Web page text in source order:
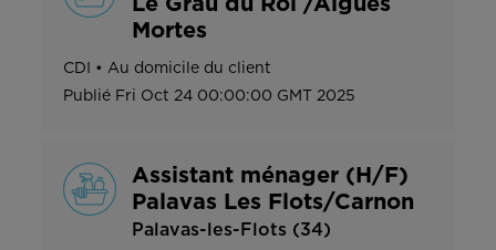
Le Grau du Roi /Aigues
Mortes
CDI • Au domicile du client
Publié Fri Oct 24 00:00:00 GMT 2025
Assistant ménager (H/F)
Palavas Les Flots/Carnon
Palavas-les-Flots (34)